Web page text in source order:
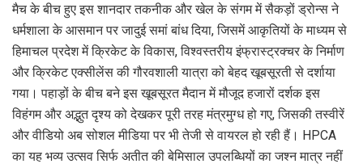
मैच के बीच हुए इस शानदार तकनीक और खेल के संगम में सैकड़ों ड्रोन्स ने
धर्मशाला के आसमान पर जादुई समां बांध दिया, जिसमें आकृतियों के माध्यम से
हिमाचल प्रदेश में क्रिकेट के विकास, विश्वस्तरीय इंफ्रास्ट्रक्चर के निर्माण
और क्रिकेट एक्सीलेंस की गौरवशाली यात्रा को बेहद खूबसूरती से दर्शाया
गया। पहाड़ों के बीच बने इस खूबसूरत मैदान में मौजूद हजारों दर्शक इस
विहंगम और अद्भुत दृश्य को देखकर पूरी तरह मंत्रमुग्ध हो गए, जिसकी तस्वीरें
और वीडियो अब सोशल मीडिया पर भी तेजी से वायरल हो रही हैं। HPCA
का यह भव्य उत्सव सिर्फ अतीत की बेमिसाल उपलब्धियों का जश्न मात्र नहीं